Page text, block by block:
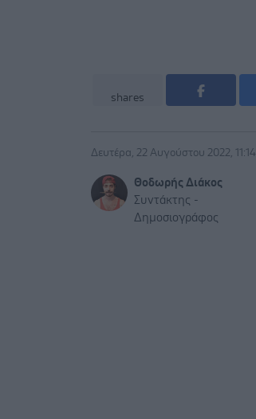
shares
Δευτέρα, 22 Αυγούστου 2022, 11:14
Θοδωρής Διάκος
Συντάκτης -
Δημοσιογράφος